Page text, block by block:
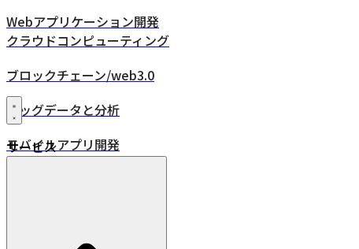
Webアプリケーション開発
クラウドコンピューティング
ブロックチェーン/web3.0
ビッグデータと分析
モバイルアプリ開発
サービス